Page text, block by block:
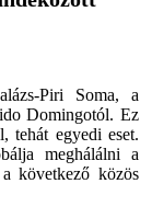
Piri Soma, a
Domingotól. Ez
tehát egyedi eset.
meghálálni a
következő közös